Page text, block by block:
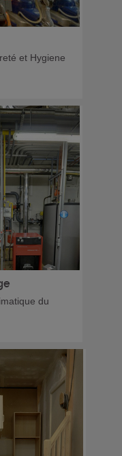
et Hygiene
du